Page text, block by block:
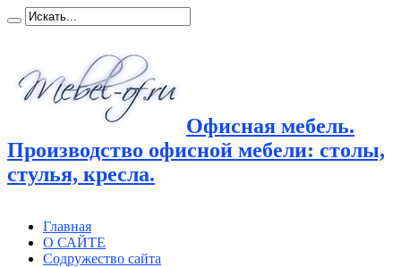
Офисная мебель.
Производство офисной мебели: столы,
стулья, кресла.
Главная
О САЙТЕ
Содружество сайта